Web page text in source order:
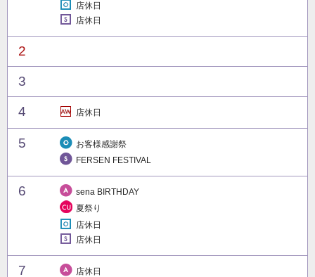
店休日
店休日
2
3
4 店休日
5
お客様感謝祭
FERSEN FESTIVAL
6
sena BIRTHDAY
夏祭り
店休日
店休日
7
店休日